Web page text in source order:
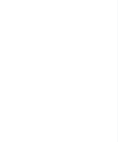
17/4/2025
è stato
Progetto
come